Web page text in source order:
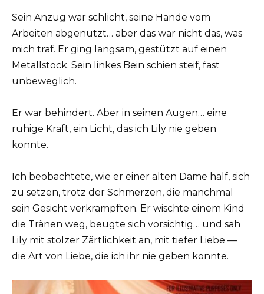
Sein Anzug war schlicht, seine Hände vom
Arbeiten abgenutzt… aber das war nicht das, was
mich traf. Er ging langsam, gestützt auf einen
Metallstock. Sein linkes Bein schien steif, fast
unbeweglich.
Er war behindert. Aber in seinen Augen… eine
ruhige Kraft, ein Licht, das ich Lily nie geben
konnte.
Ich beobachtete, wie er einer alten Dame half, sich
zu setzen, trotz der Schmerzen, die manchmal
sein Gesicht verkrampften. Er wischte einem Kind
die Tränen weg, beugte sich vorsichtig… und sah
Lily mit stolzer Zärtlichkeit an, mit tiefer Liebe —
die Art von Liebe, die ich ihr nie geben konnte.